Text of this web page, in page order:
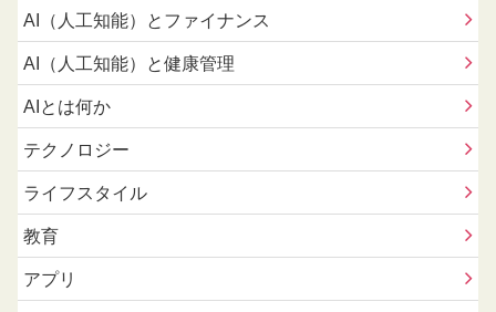
AI（人工知能）とファイナンス
AI（人工知能）と健康管理
AIとは何か
テクノロジー
ライフスタイル
教育
アプリ